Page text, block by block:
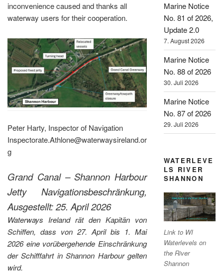
inconvenience caused and thanks all
waterway users for their cooperation.
Peter Harty, Inspector of Navigation
Inspectorate.Athlone@waterwaysireland.or
g
Grand Canal – Shannon Harbour
Jetty Navigationsbeschränkung,
Ausgestellt: 25. April 2026
Waterways Ireland rät den Kapitän von
Schiffen, dass von 27. April bis 1. Mai
2026 eine vorübergehende Einschränkung
der Schifffahrt in Shannon Harbour gelten
wird.
Marine Notice
No. 81 of 2026,
Update 2.0
7. August 2026
Marine Notice
No. 88 of 2026
30. Juli 2026
Marine Notice
No. 87 of 2026
29. Juli 2026
WATERLEVE
LS RIVER
SHANNON
Link to WI
Waterlevels on
the River
Shannon